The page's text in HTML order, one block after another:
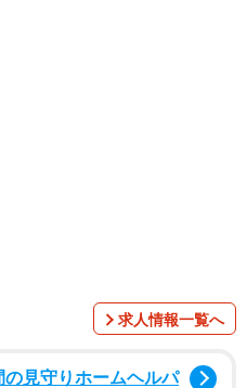
常生活の中で岐阜を意識す
阜と言えばかの戦国時代の
求人情報一覧へ
見守りホームヘルパ